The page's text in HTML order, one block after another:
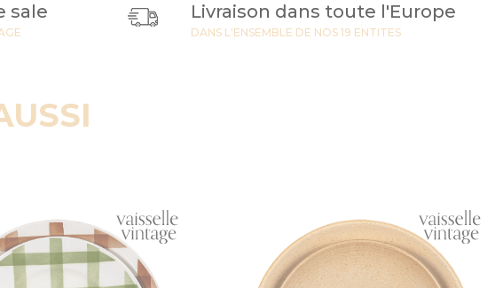
sale Livraison dans toute l'Europe
DANS L'ENSEMBLE DE NOS 19 ENTITES